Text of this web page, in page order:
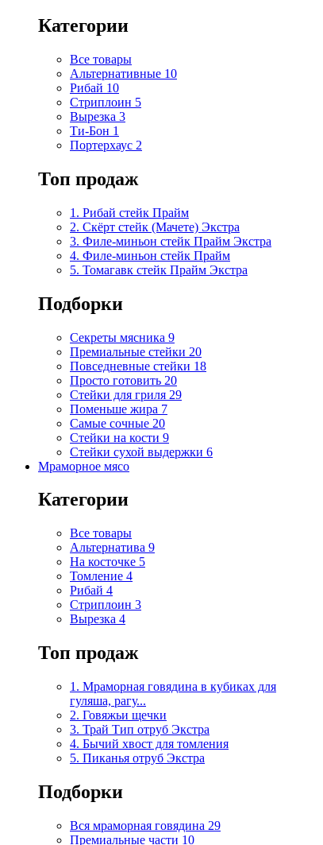
Категории
Все товары
Альтернативные 10
Рибай 10
Стриплоин 5
Вырезка 3
Ти-Бон 1
Портерхаус 2
Топ продаж
1. Рибай cтейк Прайм
2. Скёрт стейк (Мачете) Экстра
3. Филе-миньон стейк Прайм Экстра
4. Филе-миньон стейк Прайм
5. Томагавк стейк Прайм Экстра
Подборки
Секреты мясника 9
Премиальные стейки 20
Повседневные стейки 18
Просто готовить 20
Стейки для гриля 29
Поменьше жира 7
Самые сочные 20
Стейки на кости 9
Стейки сухой выдержки 6
Мраморное мясо
Категории
Все товары
Альтернатива 9
На косточке 5
Томление 4
Рибай 4
Стриплоин 3
Вырезка 4
Топ продаж
1. Мраморная говядина в кубиках для
гуляша, рагу...
2. Говяжьи щечки
3. Трай Тип отруб Экстра
4. Бычий хвост для томления
5. Пиканья отруб Экстра
Подборки
Вся мраморная говядина 29
Премиальные части 10